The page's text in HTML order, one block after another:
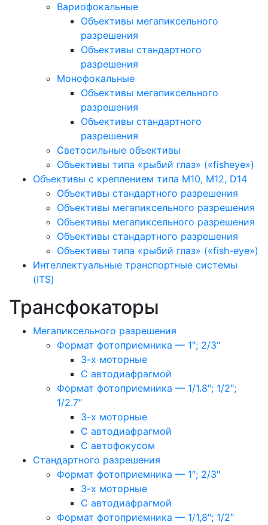
Вариофокальные
Объективы мегапиксельного
разрешения
Объективы стандартного
разрешения
Монофокальные
Объективы мегапиксельного
разрешения
Объективы стандартного
разрешения
Светосильные объективы
Объективы типа «рыбий глаз» («fisheye»)
Объективы с креплением типа M10, M12, D14
Объективы стандартного разрешения
Объективы мегапиксельного разрешения
Объективы мегапиксельного разрешения
Объективы стандартного разрешения
Объективы типа «рыбий глаз» («fish-eye»)
Интеллектуальные транспортные системы
(ITS)
Трансфокаторы
Мегапиксельного разрешения
Формат фотоприемника — 1″; 2/3″
3-х моторные
С автодиафрагмой
Формат фотоприемника — 1/1.8″; 1/2″;
1/2.7″
3-х моторные
С автодиафрагмой
С автофокусом
Стандартного разрешения
Формат фотоприемника — 1″; 2/3″
3-х моторные
С автодиафрагмой
Формат фотоприемника — 1/1,8″; 1/2″